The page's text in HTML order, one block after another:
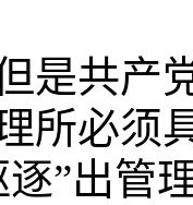
共产党
所必须
逐”出管